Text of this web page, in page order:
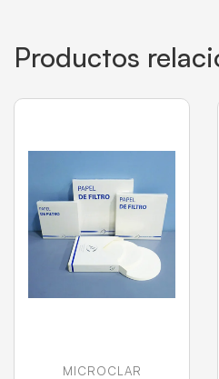
Productos
MICROCLAR